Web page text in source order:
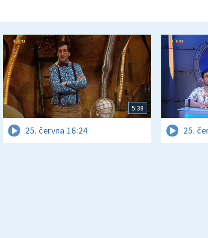
5:38
25. června 16:24 25.